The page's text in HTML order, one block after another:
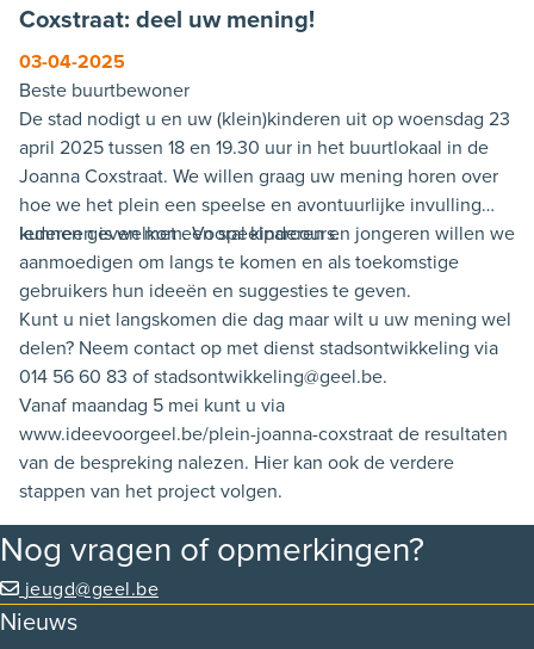
Coxstraat: deel uw mening!
03-04-2025
Beste buurtbewoner
De stad nodigt u en uw (klein)kinderen uit op woensdag 23
april 2025 tussen 18 en 19.30 uur in het buurtlokaal in de
Joanna Coxstraat. We willen graag uw mening horen over
hoe we het plein een speelse en avontuurlijke invulling
kunnen geven met een speelparcours.
Iedereen is welkom. Vooral kinderen en jongeren willen we
aanmoedigen om langs te komen en als toekomstige
gebruikers hun ideeën en suggesties te geven.
Kunt u niet langskomen die dag maar wilt u uw mening wel
delen? Neem contact op met dienst stadsontwikkeling via
014 56 60 83 of stadsontwikkeling@geel.be.
Vanaf maandag 5 mei kunt u via
www.ideevoorgeel.be/plein-joanna-coxstraat de resultaten
van de bespreking nalezen. Hier kan ook de verdere
stappen van het project volgen.
Nog vragen of opmerkingen?
jeugd@geel.be
Nieuws